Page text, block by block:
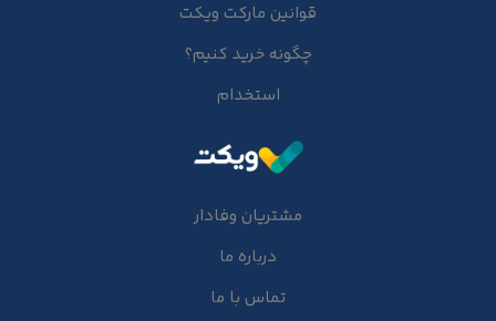
قوانین مارکت ویکت
چگونه خرید کنیم؟
استخدام
مشتریان وفادار
درباره ما
تماس با ما